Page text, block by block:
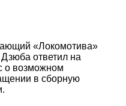
«Локомотива»
ответил на
о возможном
в сборную